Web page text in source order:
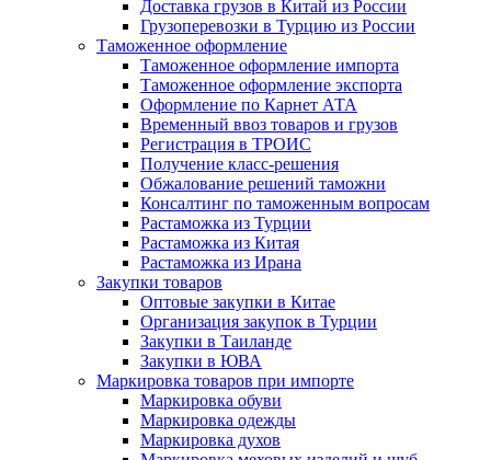
Доставка грузов в Китай из России
Грузоперевозки в Турцию из России
Таможенное оформление
Таможенное оформление импорта
Таможенное оформление экспорта
Оформление по Карнет АТА
Временный ввоз товаров и грузов
Регистрация в ТРОИС
Получение класс-решения
Обжалование решений таможни
Консалтинг по таможенным вопросам
Растаможка из Турции
Растаможка из Китая
Растаможка из Ирана
Закупки товаров
Оптовые закупки в Китае
Организация закупок в Турции
Закупки в Таиланде
Закупки в ЮВА
Маркировка товаров при импорте
Маркировка обуви
Маркировка одежды
Маркировка духов